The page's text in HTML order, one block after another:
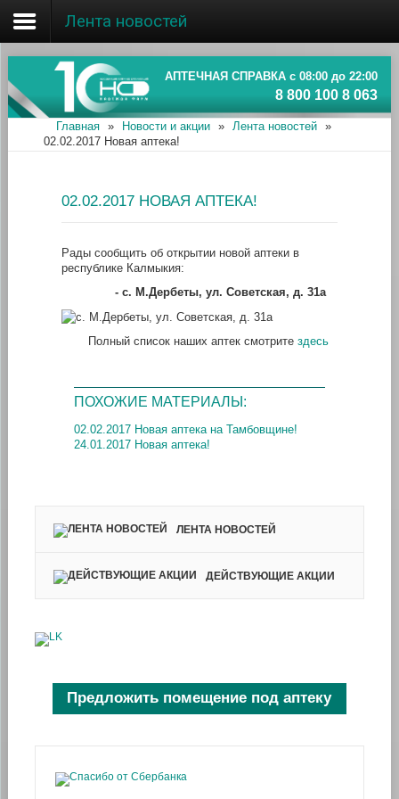
Главная
Об ассоциации
Наши аптеки
Информация
Лента новостей
АПТЕЧНАЯ СПРАВКА с 08:00 до 22:00
8 800 100 8 063
Главная » Новости и акции » Лента новостей
»
02.02.2017 Новая аптека!
02.02.2017 НОВАЯ АПТЕКА!
Рады сообщить об открытии новой аптеки в
республике Калмыкия:
- с. М.Дербеты, ул. Советская, д. 31а
Полный список наших аптек смотрите здесь
ПОХОЖИЕ МАТЕРИАЛЫ:
02.02.2017 Новая аптека на Тамбовщине!
24.01.2017 Новая аптека!
ЛЕНТА НОВОСТЕЙ
ДЕЙСТВУЮЩИЕ АКЦИИ
Предложить помещение под аптеку